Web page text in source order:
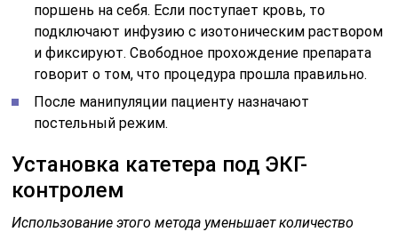
поршень на себя. Если поступает кровь, то
подключают инфузию с изотоническим раствором
и фиксируют. Свободное прохождение препарата
говорит о том, что процедура прошла правильно.
После манипуляции пациенту назначают
постельный режим.
Установка катетера под ЭКГ-
контролем
Использование этого метода уменьшает количество